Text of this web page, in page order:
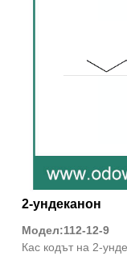
2-ундеканон
Модел:112-12-9
Кас кодът на 2-